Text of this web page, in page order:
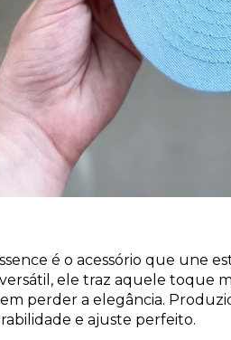
é o acessório que une
ele traz aquele toque
perder a elegância.
e ajuste perfeito.